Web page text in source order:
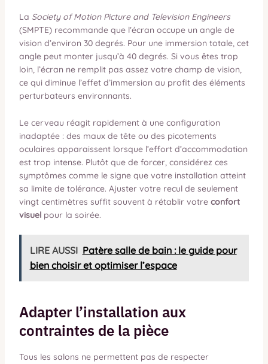
La Society of Motion Picture and Television Engineers
(SMPTE) recommande que l’écran occupe un angle de
vision d’environ 30 degrés. Pour une immersion totale, cet
angle peut monter jusqu’à 40 degrés. Si vous êtes trop
loin, l’écran ne remplit pas assez votre champ de vision,
ce qui diminue l’effet d’immersion au profit des éléments
perturbateurs environnants.
Le cerveau réagit rapidement à une configuration
inadaptée : des maux de tête ou des picotements
oculaires apparaissent lorsque l’effort d’accommodation
est trop intense. Plutôt que de forcer, considérez ces
symptômes comme le signe que votre installation atteint
sa limite de tolérance. Ajuster votre recul de seulement
vingt centimètres suffit souvent à rétablir votre confort
visuelpour la soirée.
LIRE AUSSI Patère salle de bain : le guide pour
bien choisir et optimiser l’espace
Adapter l’installation aux
contraintes de la pièce
Tous les salons ne permettent pas de respecter